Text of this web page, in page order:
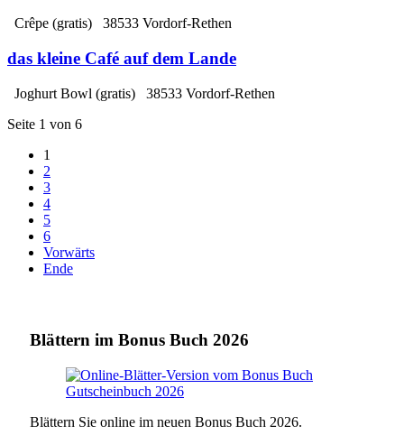
Crêpe (gratis) 38533 Vordorf-Rethen
das kleine Café auf dem Lande
Joghurt Bowl (gratis)
38533 Vordorf-Rethen
Seite 1 von 6
1
2
3
4
5
6
Vorwärts
Ende
Blättern im Bonus Buch 2026
Blättern Sie online im neuen Bonus Buch 2026.